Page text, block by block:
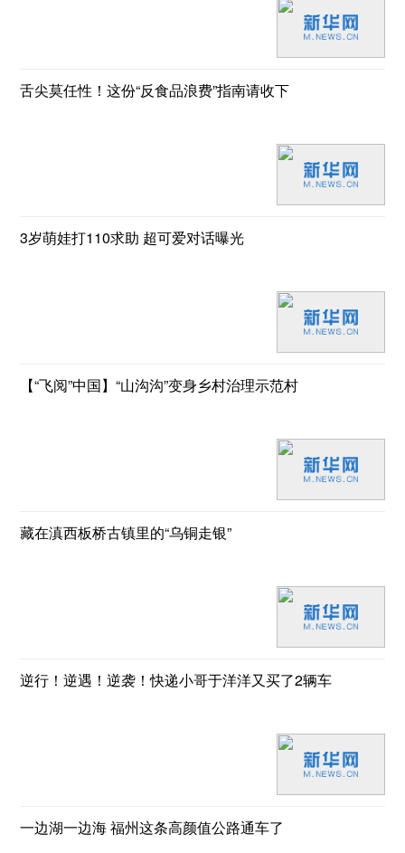
舌尖莫任性！这份“反食品浪费”指南请收下
3岁萌娃打110求助 超可爱对话曝光
【“飞阅”中国】“山沟沟”变身乡村治理示范村
藏在滇西板桥古镇里的“乌铜走银”
逆行！逆遇！逆袭！快递小哥于洋洋又买了2辆车
一边湖一边海 福州这条高颜值公路通车了